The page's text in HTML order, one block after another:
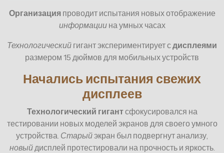
Организацияпроводит испытания новых отображение
информациина умных часах
Технологический гигант экспериментирует сдисплеями
размером 15 дюймов для мобильных устройств
Начались испытания свежих
дисплеев
Технологический гигантсфокусировался на
тестировании новых моделей экранов для своего умного
устройства. Старыйэкран был подвергнут анализу,
новыйдисплей протестировали на прочность и яркость.